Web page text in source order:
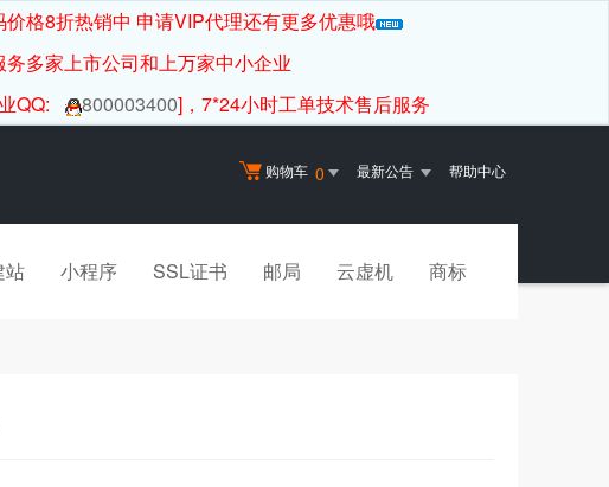
格8折热销中 申请VIP代理还有更多优惠哦
多家上市公司和上万家中小企业
QQ:
800003400]，7*24小时工单技术售后服务
购物车 0 最新公告 帮助中心
站 小程序 SSL证书 邮局 云虚机 商标